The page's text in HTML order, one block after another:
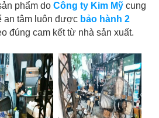
phẩm do Công ty Kim Mỹ cung
an tâm luôn được bảo hành 2
đúng cam kết từ nhà sản xuất.